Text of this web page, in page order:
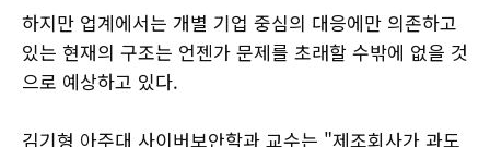
하지만 업계에서는 개별 기업 중심의 대응에만 의존하고
있는 현재의 구조는 언젠가 문제를 초래할 수밖에 없을 것
으로 예상하고 있다.
김기형 아주대 사이버보안학과 교수는 "제조회사가 과도